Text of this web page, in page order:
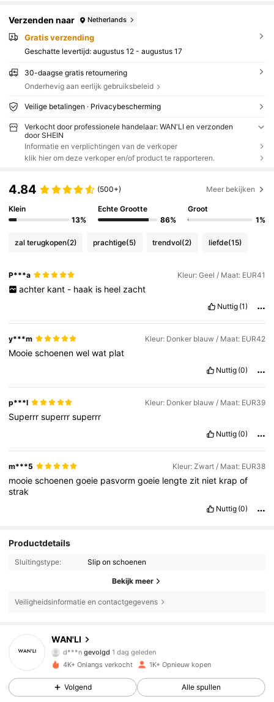
Verzenden naar Netherlands
Gratis verzending
Geschatte levertijd: augustus 12 - augustus 17
30-daagse gratis retournering
Onderhevig aan eerlijk gebruiksbeleid
Veilige betalingen · Privacybescherming
Verkocht door professionele handelaar: WAN'LI en verzonden
door SHEIN
Informatie en verplichtingen van de verkoper
klik hier om deze verkoper en/of product te rapporteren.
4.84 (500+) Meer bekijken
Klein
13%
Echte Grootte
86%
Groot
1%
zal terugkopen(2) prachtige(5) trendvol(2) liefde(15)
P***a Kleur: Geel / Maat: EUR41
achter kant - haak is heel zacht
Nuttig (1)
y***m Kleur: Donker blauw / Maat: EUR42
Mooieschoenenwelwat plat
Nuttig (0)
p***l Kleur: Donker blauw / Maat: EUR39
Superrrsuperrrsuperrr
Nuttig (0)
m***5 Kleur: Zwart / Maat: EUR38
mooieschoenengoeie pasvormgoeie lengte zit niet krapof
strak
Nuttig (0)
Productdetails
Sluitingstype: Slip on schoenen
Bekijk meer
Veiligheidsinformatie en contactgegevens
WAN'LI
4.88 1.2K Volgers
d***ngevolgd 1 dag geleden
4.88
4.88 1.2K Volgers
4K+ Onlangs verkocht 1K+ Opnieuw kopen
Volgend Alle spullen